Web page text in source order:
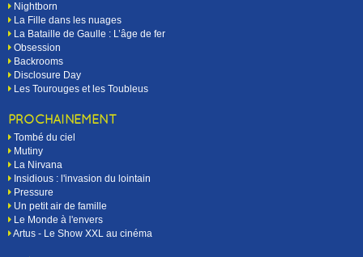
Nightborn
La Fille dans les nuages
La Bataille de Gaulle : L’âge de fer
Obsession
Backrooms
Disclosure Day
Les Tourouges et les Toubleus
PROCHAINEMENT
Tombé du ciel
Mutiny
La Nirvana
Insidious : l'invasion du lointain
Pressure
Un petit air de famille
Le Monde à l'envers
Artus - Le Show XXL au cinéma